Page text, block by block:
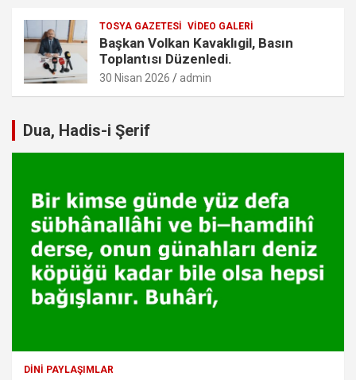
TOSYA GAZETESI VIDEO GALERI
Başkan Volkan Kavaklıgil, Basın
Toplantısı Düzenledi.
30 Nisan 2026 admin
Dua, Hadis-i Şerif
DINI PAYLAŞIMLAR